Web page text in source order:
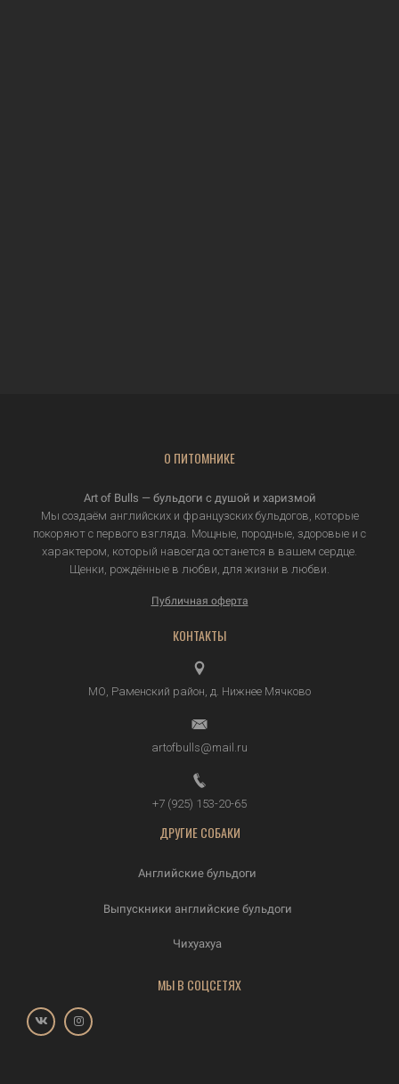
О ПИТОМНИКЕ
Art of Bulls — бульдоги с душой и харизмой
Мы создаём английских и французских бульдогов, которые
покоряют с первого взгляда. Мощные, породные, здоровые и с
характером, который навсегда останется в вашем сердце.
Щенки, рождённые в любви, для жизни в любви.
Публичная оферта
КОНТАКТЫ
МО, Раменский район, д. Нижнее Мячково
artofbulls@mail.ru
+7 (925) 153-20-65
ДРУГИЕ СОБАКИ
Английские бульдоги
Выпускники английские бульдоги
Чихуахуа
МЫ В СОЦСЕТЯХ